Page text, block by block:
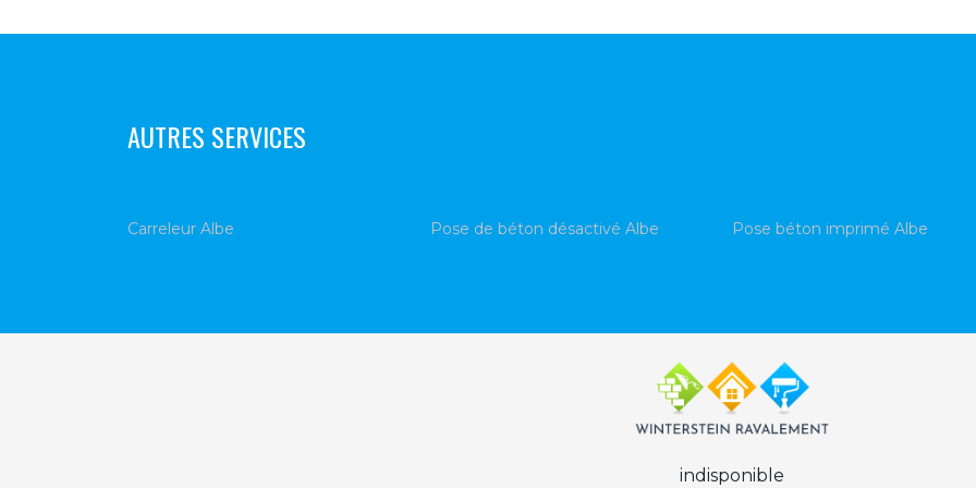
AUTRES SERVICES
Carreleur Albe Pose de béton désactivé Albe Pose béton imprimé Albe
indisponible